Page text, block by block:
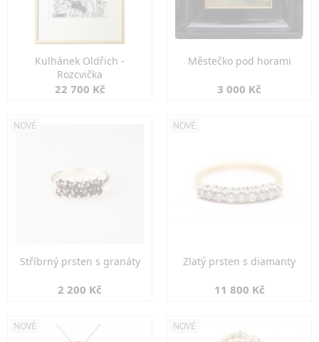
Kulhánek Oldřich -
Rozcvička
22 700 Kč
Městečko pod horami
3 000 Kč
NOVÉ
Stříbrný prsten s granáty
2 200 Kč
NOVÉ
Zlatý prsten s diamanty
11 800 Kč
NOVÉ NOVÉ